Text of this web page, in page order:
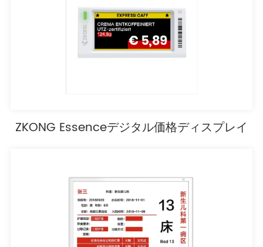
ZKONG Essenceデジタル価格ディスプレイ